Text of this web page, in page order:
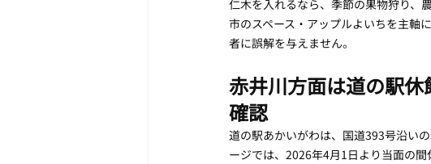
仁木を入れるなら、季節の果物狩り、
市のスペース・アップルよいちを主軸
者に誤解を与えません。
赤井川方面は道の駅
確認
道の駅あかいがわは、国道393号沿い
ージでは、2026年4月1日より当面の